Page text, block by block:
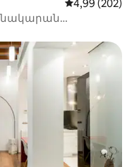
Միջին
4,99 (202)